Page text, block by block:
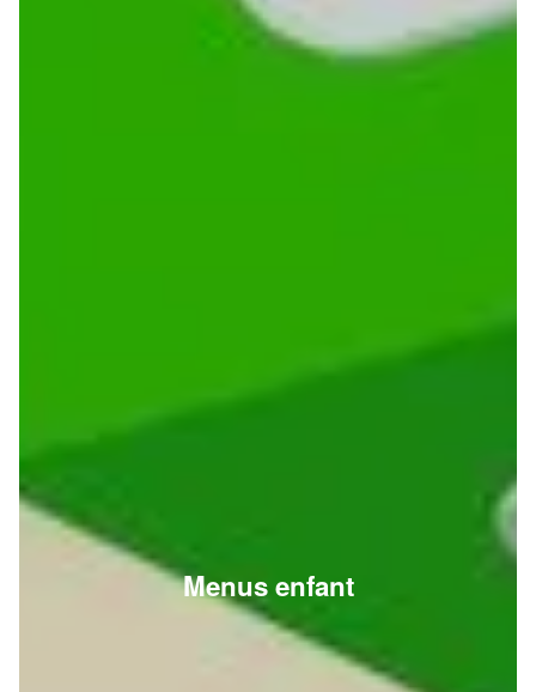
Menus enfant